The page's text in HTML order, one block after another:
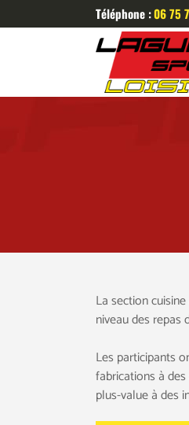
Téléphone :06 75
La section
niveau des
Les participants
fabrications à
plus-value à des